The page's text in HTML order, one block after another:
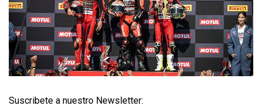
Suscribete a nuestro Newsletter: